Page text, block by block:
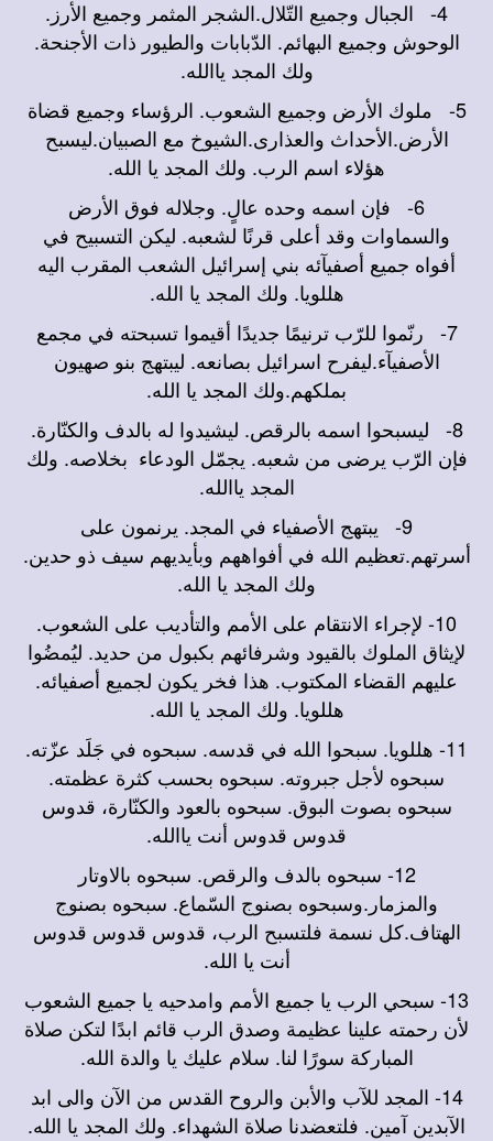
4-
الجبال وجميع التّلال.الشجر المثمر وجميع الأرز.
الوحوش وجميع البهائم. الدّبابات والطيور ذات الأجنحة.
ولك المجد ياالله.
5-
ملوك الأرض وجميع الشعوب. الرؤساء وجميع قضاة
الأرض.الأحداث والعذارى.الشيوخ مع الصبيان.ليسبح
هؤلاء اسم الرب. ولك المجد يا الله.
6-
فإن اسمه وحده عالٍ. وجلاله فوق الأرض
والسماوات وقد أعلى قرنًا لشعبه. ليكن التسبيح في
أفواه جميع أصفيآئه بني إسرائيل الشعب المقرب اليه
هللويا. ولك المجد يا الله.
7-
رنّموا للرّب ترنيمًا جديدًا أقيموا تسبحته في مجمع
الأصفيآء.ليفرح اسرائيل بصانعه. ليبتهج بنو صهيون
بملكهم.ولك المجد يا الله.
8-
ليسبحوا اسمه بالرقص. ليشيدوا له بالدف والكنّارة.
فإن الرّب يرضى من شعبه. يجمّل الودعاء بخلاصه. ولك
المجد ياالله.
9-
يبتهج الأصفياء في المجد. يرنمون على
أسرتهم.تعظيم الله في أفواههم وبأيديهم سيف ذو حدين.
ولك المجد يا الله.
10- لإجراء الانتقام على الأمم والتأديب على الشعوب.
لإيثاق الملوك بالقيود وشرفائهم بكبول من حديد. ليُمضُوا
عليهم القضاء المكتوب. هذا فخر يكون لجميع أصفيائه.
هللويا. ولك المجد يا الله.
11- هللويا. سبحوا الله في قدسه. سبحوه في جَلَد عزّته.
سبحوه لأجل جبروته. سبحوه بحسب كثرة عظمته.
سبحوه بصوت البوق. سبحوه بالعود والكنّارة، قدوس
قدوس قدوس أنت ياالله.
12- سبحوه بالدف والرقص. سبحوه بالاوتار
والمزمار.وسبحوه بصنوج السّماع. سبحوه بصنوج
الهتاف.كل نسمة فلتسبح الرب، قدوس قدوس قدوس
أنت يا الله.
13- سبحي الرب يا جميع الأمم وامدحيه يا جميع الشعوب
لأن رحمته علينا عظيمة وصدق الرب قائم ابدًا لتكن صلاة
المباركة سورًا لنا. سلام عليك يا والدة الله.
14- المجد للآب والأبن والروح القدس من الآن والى ابد
الآبدين آمين. فلتعضدنا صلاة الشهداء. ولك المجد يا الله.